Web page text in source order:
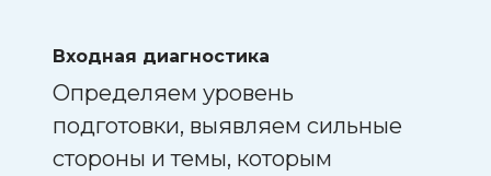
Входная диагностика
Определяем уровень
подготовки, выявляем сильные
стороны и темы, которым